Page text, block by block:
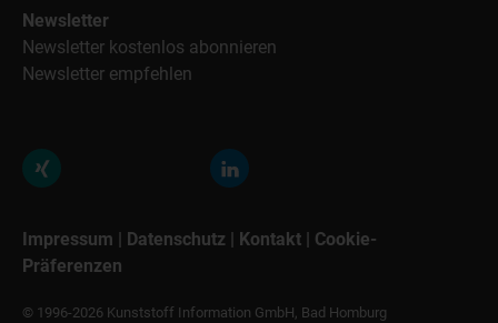
Newsletter
Newsletter kostenlos abonnieren
Newsletter empfehlen
Impressum | Datenschutz | Kontakt | Cookie-
Präferenzen
© 1996-2026 Kunststoff Information GmbH, Bad Homburg